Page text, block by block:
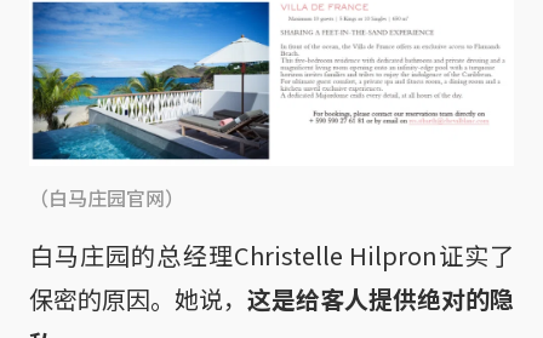
（白马庄园官网）
白马庄园的总经理Christelle Hilpron证实了
保密的原因。她说， 这是给客人提供绝对的隐